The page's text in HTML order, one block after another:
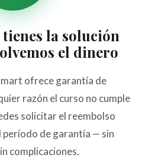
tienes la solución
el dinero
ofrece garantía de
razón el curso no cumple
solicitar el reembolso
de garantía — sin
complicaciones.